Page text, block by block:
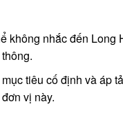
không nhắc đến
tiêu cố định và
vị này.